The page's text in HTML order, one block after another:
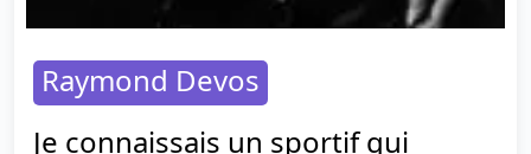
Raymond Devos
Je connaissais un sportif qui